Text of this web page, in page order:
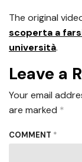
The original
scoperta a
università.
Leave a
Your email
are marked *
COMMENT *